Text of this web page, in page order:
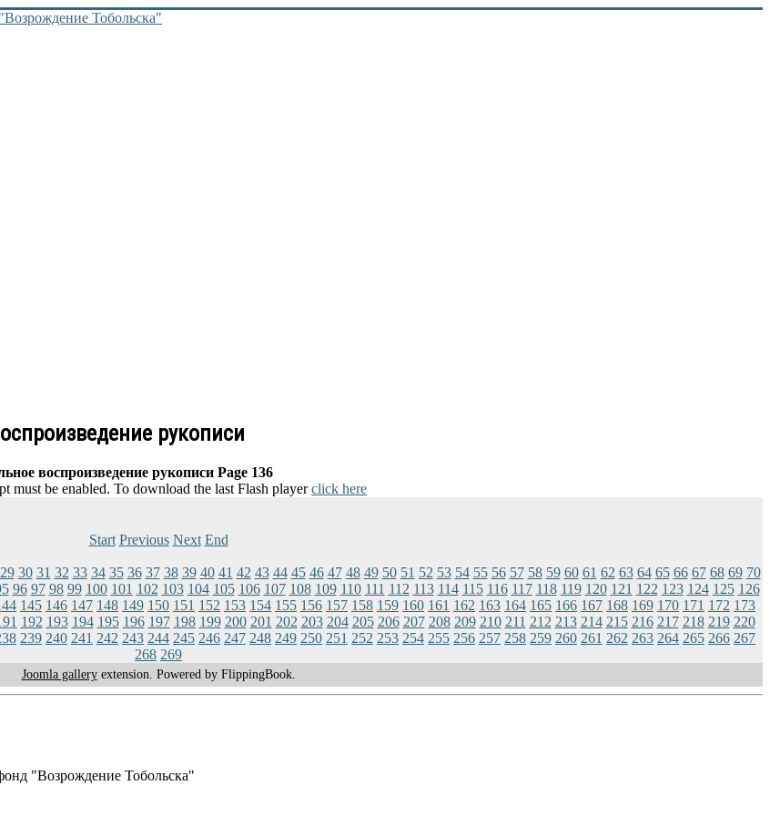
рукописи
воспроизведение рукописи Page 136
must be enabled. To download the last Flash playerclick here
Start Previous Next End
29 30 31 32 33 34 35 36 37 38 39 40 41 42 43 44 45 46 47 48 49 50 51 52 53 54 55 56 57 58 59 60 61 62 63 64 65 66 67 68 69 70
96 97 98 99 100 101 102 103 104 105 106 107 108 109 110 111 112 113 114 115 116 117 118 119 120 121 122 123 124 125 126
145 146 147 148 149 150 151 152 153 154 155 156 157 158 159 160 161 162 163 164 165 166 167 168 169 170 171 172 173
192 193 194 195 196 197 198 199 200 201 202 203 204 205 206 207 208 209 210 211 212 213 214 215 216 217 218 219 220
239 240 241 242 243 244 245 246 247 248 249 250 251 252 253 254 255 256 257 258 259 260 261 262 263 264 265 266 267
268 269
Joomla galleryextension. Powered by FlippingBook.
"Возрождение Тобольска"